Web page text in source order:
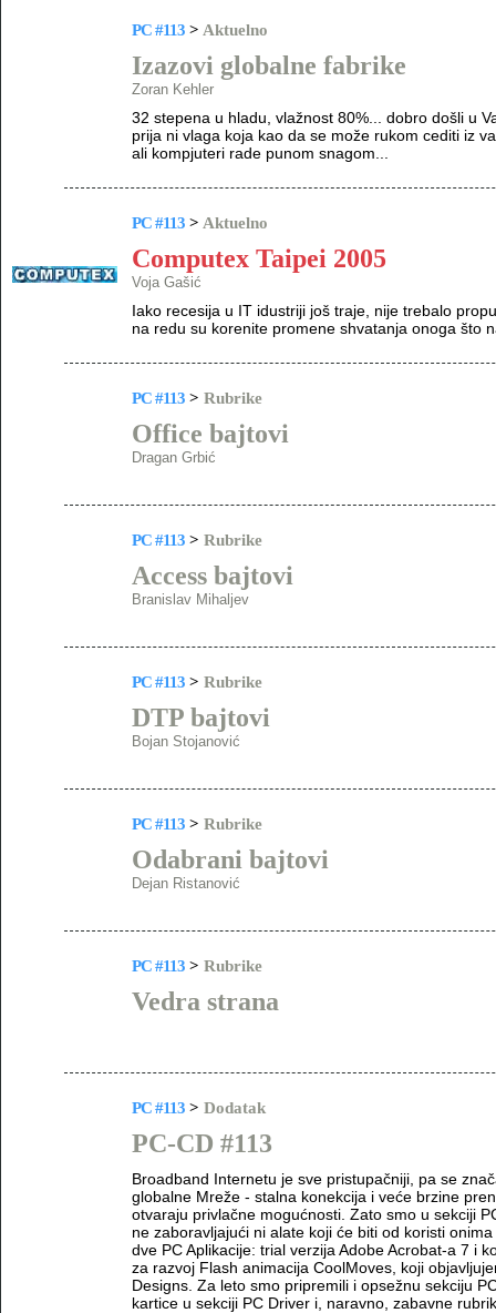
PC #113 > Aktuelno
Izazovi globalne fabrike
Zoran Kehler
32 stepena u hladu, vlažnost 80%... dobro došli u
prija ni vlaga koja kao da se može rukom cediti iz
ali kompjuteri rade punom snagom...
PC #113 > Aktuelno
Computex Taipei 2005
Voja Gašić
Iako recesija u IT idustriji još traje, nije trebalo
na redu su korenite promene shvatanja onoga što
PC #113 > Rubrike
Office bajtovi
Dragan Grbić
PC #113 > Rubrike
Access bajtovi
Branislav Mihaljev
PC #113 > Rubrike
DTP bajtovi
Bojan Stojanović
PC #113 > Rubrike
Odabrani bajtovi
Dejan Ristanović
PC #113 > Rubrike
Vedra strana
PC #113 > Dodatak
PC-CD #113
Broadband Internetu je sve pristupačniji, pa se
globalne Mreže - stalna konekcija i veće brzine
otvaraju privlačne mogućnosti. Zato smo u sekciji
ne zaboravljajući ni alate koji će biti od koristi
dve PC Aplikacije: trial verzija Adobe Acrobat-a 7 i
za razvoj Flash animacija CoolMoves, koji
Designs. Za leto smo pripremili i opsežnu sekciju
kartice u sekciji PC Driver i, naravno, zabavne